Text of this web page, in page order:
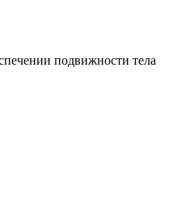
подвижности тела